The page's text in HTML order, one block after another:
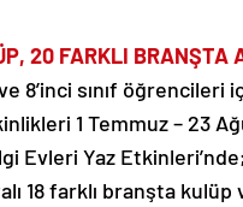
20 FARKLI BRANŞTA
8’inci sınıf
1 Temmuz –
Evleri Yaz
18 farklı branşta